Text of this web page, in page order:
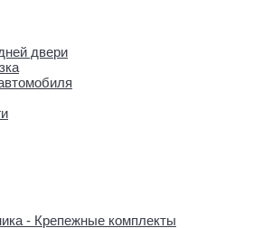
двери
- Крепежные комплекты